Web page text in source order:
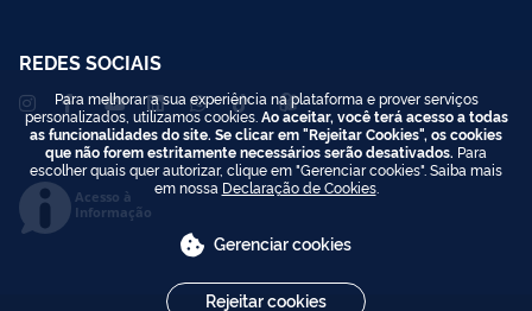
REDES SOCIAIS
Acesso à
Informação
Para melhorar a sua experiência na plataforma e prover serviços
personalizados, utilizamos cookies. Ao aceitar, você terá acesso a todas
as funcionalidades do site. Se clicar em "Rejeitar Cookies", os cookies
que não forem estritamente necessários serão desativados. Para
escolher quais quer autorizar, clique em "Gerenciar cookies". Saiba mais
em nossa Declaração de Cookies.
Gerenciar cookies
Rejeitar cookies